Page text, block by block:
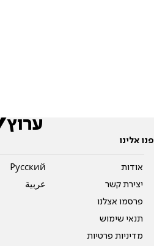
פנו אלינו
אודות
יצירת קשר
פרסמו אצלנו
תנאי שימוש
מדיניות פרטיות
Pусский
عربية